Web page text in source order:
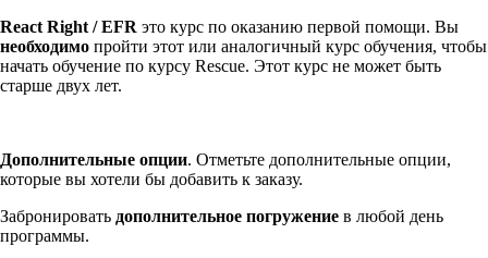
React Right / EFR это курс по оказанию первой помощи. Вы
необходимо пройти этот или аналогичный курс обучения, чтобы
начать обучение по курсу Rescue. Этот курс не может быть
старше двух лет.
Дополнительные опции. Отметьте дополнительные опции,
которые вы хотели бы добавить к заказу.
Забронировать дополнительное погружение в любой день
программы.